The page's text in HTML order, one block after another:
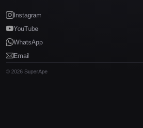
Instagram
YouTube
WhatsApp
Email
© 2026 SuperApe